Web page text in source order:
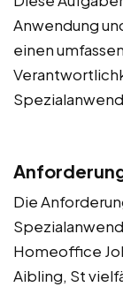
Anwendung
einen
Die
Homeoffice
Aibling, St